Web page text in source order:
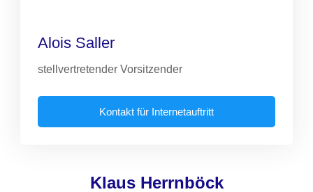
Alois Saller
stellvertretender Vorsitzender
Kontakt für Internetauftritt
Klaus Herrnböck